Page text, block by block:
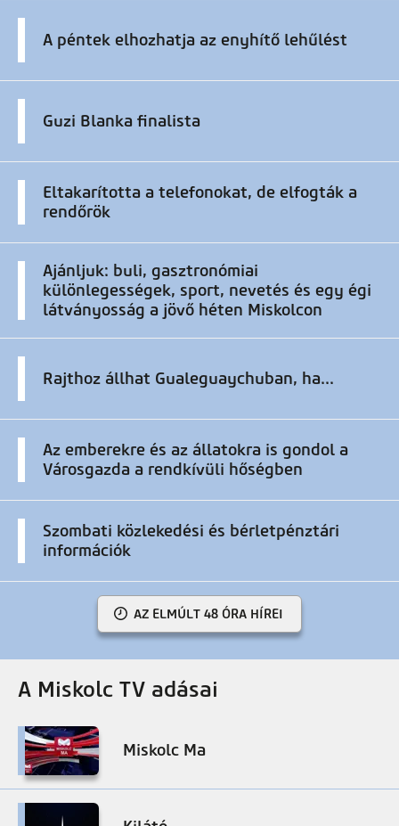
A péntek elhozhatja az enyhítő lehűlést
Guzi Blanka finalista
Eltakarította a telefonokat, de elfogták a
rendőrök
Ajánljuk: buli, gasztronómiai
különlegességek, sport, nevetés és egy égi
látványosság a jövő héten Miskolcon
Rajthoz állhat Gualeguaychuban, ha...
Az emberekre és az állatokra is gondol a
Városgazda a rendkívüli hőségben
Szombati közlekedési és bérletpénztári
információk
AZ ELMÚLT 48 ÓRA HÍREI
A Miskolc TV adásai
Miskolc Ma